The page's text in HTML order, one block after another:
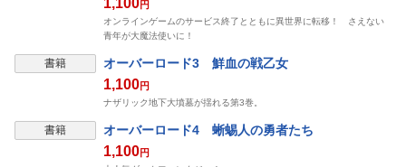
1,100円
オンラインゲームのサービス終了とともに異世界に転移！ さえない
青年が大魔法使いに！
書籍 オーバーロード3 鮮血の戦乙女
1,100円
ナザリック地下大墳墓が揺れる第3巻。
書籍 オーバーロード4 蜥蜴人の勇者たち
1,100円